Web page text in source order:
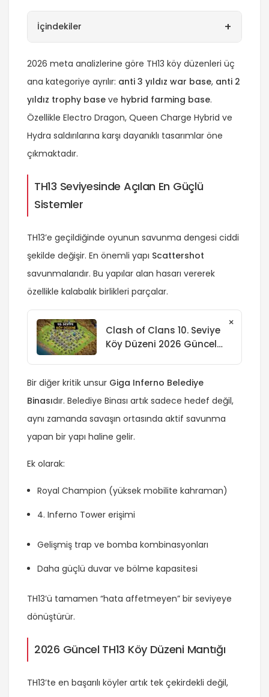
İçindekiler +
2026 meta analizlerine göre TH13 köy düzenleri üç
ana kategoriye ayrılır: anti 3 yıldız war base, anti 2
yıldız trophy base ve hybrid farming base.
Özellikle Electro Dragon, Queen Charge Hybrid ve
Hydra saldırılarına karşı dayanıklı tasarımlar öne
çıkmaktadır.
TH13 Seviyesinde Açılan En Güçlü
Sistemler
TH13’e geçildiğinde oyunun savunma dengesi ciddi
şekilde değişir. En önemli yapı Scattershot
savunmalarıdır. Bu yapılar alan hasarı vererek
özellikle kalabalık birlikleri parçalar.
Clash of Clans 10. Seviye
Köy Düzeni 2026 Güncel
×
Bir diğer kritik unsur Giga Inferno Belediye
Binasıdır. Belediye Binası artık sadece hedef değil,
aynı zamanda savaşın ortasında aktif savunma
yapan bir yapı haline gelir.
Ek olarak:
Royal Champion (yüksek mobilite kahraman)
Inferno Tower erişimi
Gelişmiş trap ve bomba kombinasyonları
Daha güçlü duvar ve bölme kapasitesi
TH13’ü tamamen “hata affetmeyen” bir seviyeye
dönüştürür.
2026 Güncel TH13 Köy Düzeni Mantığı
TH13’te en başarılı köyler artık tek çekirdekli değil,